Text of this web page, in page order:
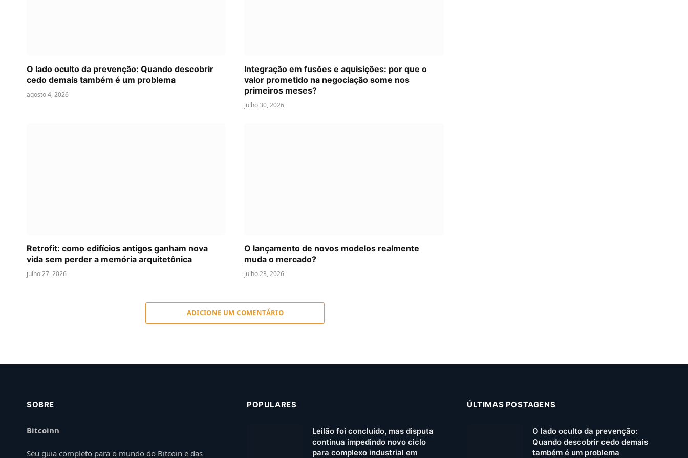
O lado oculto da prevenção: Quando descobrir
cedo demais também é um problema
agosto 4, 2026
Integração em fusões e aquisições: por que o
valor prometido na negociação some nos
primeiros meses?
julho 30, 2026
Retrofit: como edifícios antigos ganham nova
vida sem perder a memória arquitetônica
julho 27, 2026
O lançamento de novos modelos realmente
muda o mercado?
julho 23, 2026
ADICIONE UM COMENTÁRIO
SOBRE
Bitcoinn
Seu guia completo para o mundo do Bitcoin e das
POPULARES
Leilão foi concluído, mas disputa
continua impedindo novo ciclo
para complexo industrial em
ÚLTIMAS POSTAGENS
O lado oculto da prevenção:
Quando descobrir cedo demais
também é um problema